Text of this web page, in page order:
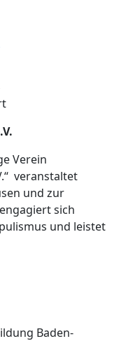
Verein
veranstaltet
und zur
sich
und leistet
Baden-